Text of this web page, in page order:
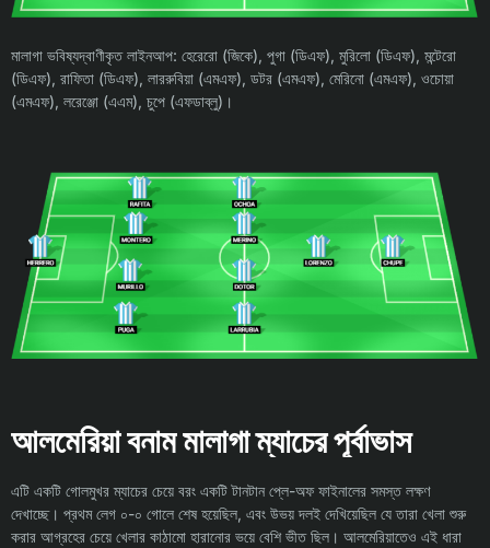
মালাগা ভবিষ্যদ্বাণীকৃত লাইনআপ: হেরেরো (জিকে), পুগা (ডিএফ), মুরিলো (ডিএফ), মন্টেরো
(ডিএফ), রাফিতা (ডিএফ), লাররুবিয়া (এমএফ), ডটর (এমএফ), মেরিনো (এমএফ), ওচোয়া
(এমএফ), লরেঞ্জো (এএম), চুপে (এফডাব্লু)।
আলমেরিয়া বনাম মালাগা ম্যাচের পূর্বাভাস
এটি একটি গোলমুখর ম্যাচের চেয়ে বরং একটি টানটান প্লে-অফ ফাইনালের সমস্ত লক্ষণ
দেখাচ্ছে। প্রথম লেগ ০-০ গোলে শেষ হয়েছিল, এবং উভয় দলই দেখিয়েছিল যে তারা খেলা শুরু
করার আগ্রহের চেয়ে খেলার কাঠামো হারানোর ভয়ে বেশি ভীত ছিল। আলমেরিয়াতেও এই ধারা